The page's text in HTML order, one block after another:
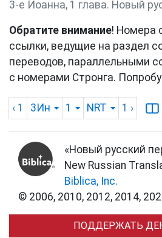
3-е Иоанна, 1 глава. Новый
Обратите внимание! Номера
ссылки, ведущие на раздел
переводов, параллельными
с номерами Стронга.
‹ 1 3Ин 1 NRT 1 ›
«Новый русский
New Russian
Biblica, Inc.
© 2006, 2010, 2012, 2014,
ПОДДЕРЖАТЬ